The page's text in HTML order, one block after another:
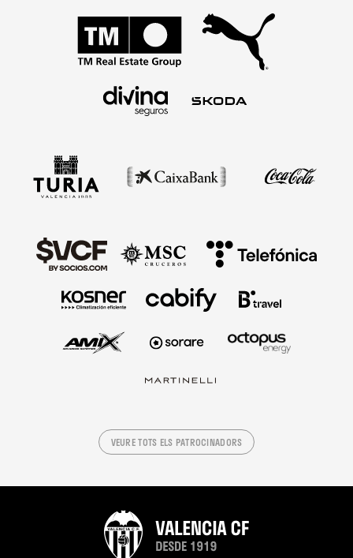
VEURE TOTS ELS PATROCINADORS